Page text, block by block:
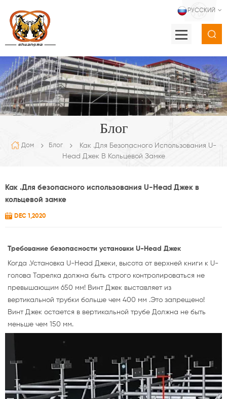
РУССКИЙ
Блог
Дом Блог
Как .Для Безопасного Использования U-
Head Джек В Кольцевой Замке
Как .Для безопасного использования U-Head Джек в
кольцевой замке
DEC 1,2020
Требование безопасности установки U-Head Джек
Когда .Установка U-Head Джеки, высота от верхней книги к U-
голова Тарелка должна быть строго контролироваться не
превышающим 650 мм! Винт Джек выставляет из
вертикальной трубки больше чем 400 мм .Это запрещено!
Винт Джек остается в вертикальной трубе Должна не быть
меньше чем 150 мм.